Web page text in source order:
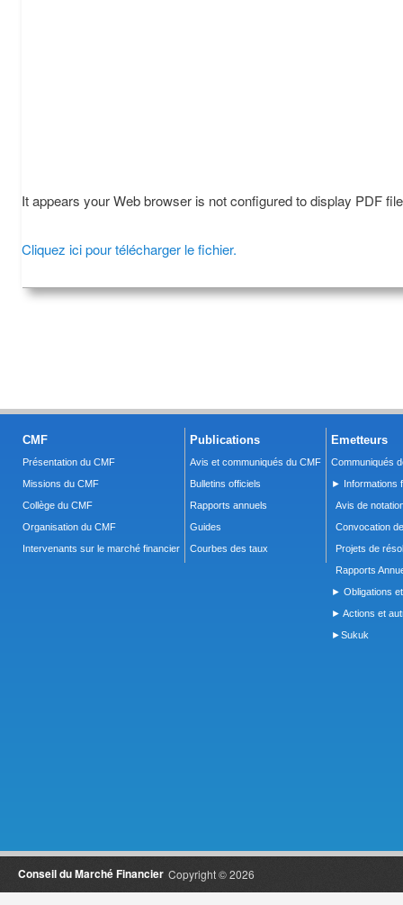
It appears your Web browser is not configured to display PDF
Cliquez ici pour télécharger le fichier.
CMF
Présentation du CMF
Missions du CMF
Collège du CMF
Organisation du CMF
Intervenants sur le marché financier
Publications
Avis et communiqués du CMF
Bulletins officiels
Rapports annuels
Guides
Courbes des taux
Emetteurs
Communiqués
► Informations
Avis de
Convocation
Projets de
Rapports
► Obligations
► Actions et
►Sukuk
Copyright © 2026
Conseil du Marché Financier